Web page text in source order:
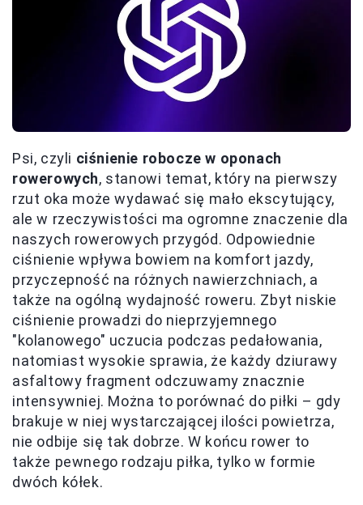
Psi, czyli ciśnienie robocze w oponach
rowerowych, stanowi temat, który na pierwszy
rzut oka może wydawać się mało ekscytujący,
ale w rzeczywistości ma ogromne znaczenie dla
naszych rowerowych przygód. Odpowiednie
ciśnienie wpływa bowiem na komfort jazdy,
przyczepność na różnych nawierzchniach, a
także na ogólną wydajność roweru. Zbyt niskie
ciśnienie prowadzi do nieprzyjemnego
"kolanowego" uczucia podczas pedałowania,
natomiast wysokie sprawia, że każdy dziurawy
asfaltowy fragment odczuwamy znacznie
intensywniej. Można to porównać do piłki – gdy
brakuje w niej wystarczającej ilości powietrza,
nie odbije się tak dobrze. W końcu rower to
także pewnego rodzaju piłka, tylko w formie
dwóch kółek.